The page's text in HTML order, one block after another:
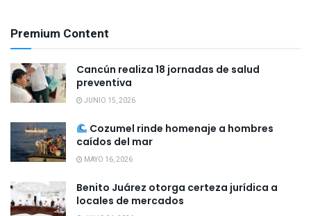
Premium Content
Cancún realiza 18 jornadas de salud
preventiva
JUNIO 15, 2026
Cozumel rinde homenaje a hombres
caídos del mar
MAYO 16, 2026
Benito Juárez otorga certeza jurídica a
locales de mercados